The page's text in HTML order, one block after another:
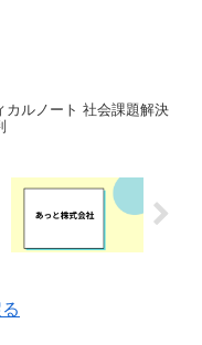
カルノート 社会課題解決